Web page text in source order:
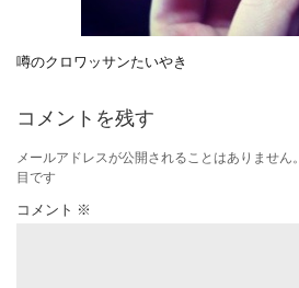
噂のクロワッサンたいやき
コメントを残す
メールアドレスが公開されることはありません。
目です
コメント ※